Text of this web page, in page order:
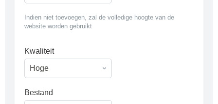
Indien niet toevoegen, zal de volledige hoogte van de
website worden gebruikt
Kwaliteit
Bestand